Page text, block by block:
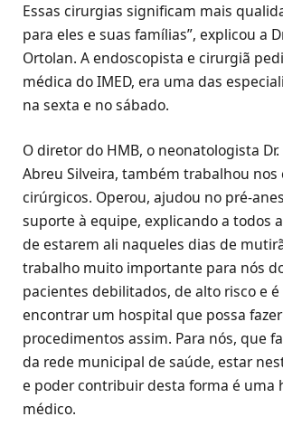
Essas cirurgias significam mais
para eles e suas famílias”, explicou a
Ortolan. A endoscopista e cirurgiã
médica do IMED, era uma das
na sexta e no sábado.
O diretor do HMB, o neonatologista
Abreu Silveira, também trabalhou nos
cirúrgicos. Operou, ajudou no pré-
suporte à equipe, explicando a todos
de estarem ali naqueles dias de
trabalho muito importante para nós
pacientes debilitados, de alto risco e
encontrar um hospital que possa fazer
procedimentos assim. Para nós, que
da rede municipal de saúde, estar
e poder contribuir desta forma é uma
médico.